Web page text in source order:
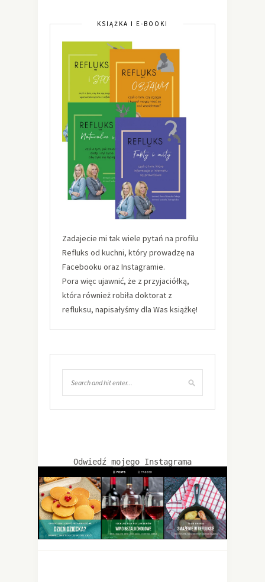
KSIĄŻKA I E-BOOKI
Zadajecie mi tak wiele pytań na profilu
Refluks od kuchni, który prowadzę na
Facebooku oraz Instagramie.
Pora więc ujawnić, że z przyjaciółką,
która również robiła doktorat z
refluksu, napisałyśmy dla Was książkę!
Odwiedź mojego Instagrama